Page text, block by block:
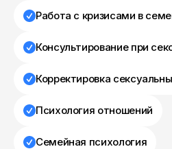
Работа с кризисами в
Консультирование при
Корректировка
Психология отношений
Семейная психология